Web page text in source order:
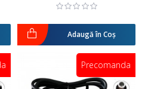
Adaugă în Coş
Precomanda